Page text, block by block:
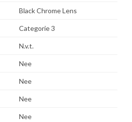
Black Chrome Lens
Categorie 3
N.v.t.
Nee
Nee
Nee
Nee